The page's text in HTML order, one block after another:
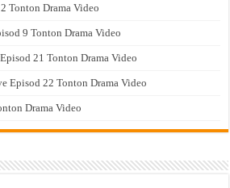
Tonton Drama Video
9 Tonton Drama Video
21 Tonton Drama Video
Episod 22 Tonton Drama Video
Drama Video